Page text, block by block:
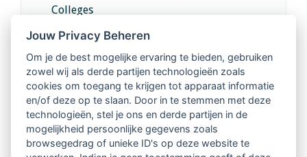
Colleges
Intervisie met geregistreerde vakgenoten
Netwerk van 2100 professionals in 14
regio's
Vindbaar voor opdrachtgevers
Jouw Privacy Beheren
Om je de best mogelijke ervaring te bieden, gebruiken
zowel wij als derde partijen technologieën zoals
cookies om toegang te krijgen tot apparaat informatie
en/of deze op te slaan. Door in te stemmen met deze
technologieën, stel je ons en derde partijen in de
mogelijkheid persoonlijke gegevens zoals
browsegedrag of unieke ID's op deze website te